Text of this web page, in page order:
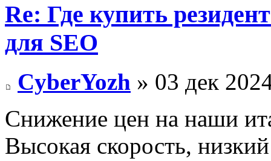
Re: Где купить
для SEO
CyberYozh » 03 дек
Снижение цен на наши
Высокая скорость,